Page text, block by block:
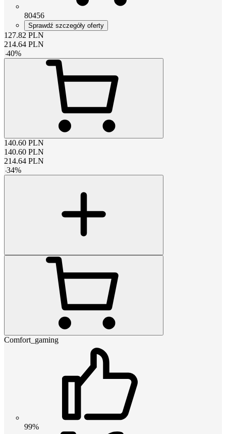
80456
Sprawdź szczegóły oferty
127.82 PLN
214.64 PLN
-40%
140.60 PLN
140.60 PLN
214.64 PLN
-34%
Comfort_gaming
99%